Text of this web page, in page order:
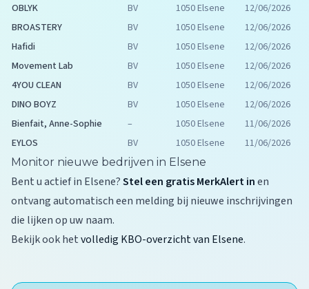
OBLYK
BV 1050 Elsene
12/06/2026
BROASTERY
BV 1050 Elsene
12/06/2026
Hafidi
BV 1050 Elsene
12/06/2026
Movement Lab
BV 1050 Elsene
12/06/2026
4YOU CLEAN
BV 1050 Elsene
12/06/2026
DINO BOYZ
BV 1050 Elsene
12/06/2026
Bienfait, Anne-Sophie
– 1050 Elsene
11/06/2026
EYLOS
BV 1050 Elsene 11/06/2026
Monitor nieuwe bedrijven in Elsene
Bent u actief in Elsene?Stel een gratis MerkAlert inen
ontvang automatisch een melding bij nieuwe inschrijvingen
die lijken op uw naam.
Bekijk ook hetvolledig KBO-overzicht van Elsene.